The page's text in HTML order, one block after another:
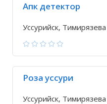
Апк детектор
Уссурийск,
Роза уссури
Уссурийск,